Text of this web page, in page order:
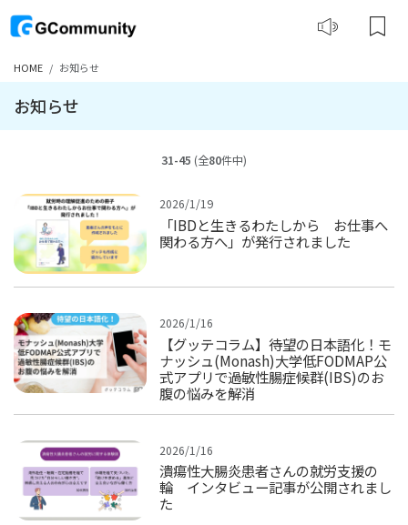
HOME お知らせ
お知らせ
31-45 (全80件中)
2026/1/19
「IBDと生きるわたしから お仕事へ
関わる方へ」が発行されました
2026/1/16
【グッテコラム】待望の日本語化！モ
ナッシュ(Monash)大学低FODMAP公
式アプリで過敏性腸症候群(IBS)のお
腹の悩みを解消
2026/1/16
潰瘍性大腸炎患者さんの就労支援の
輪 インタビュー記事が公開されまし
た